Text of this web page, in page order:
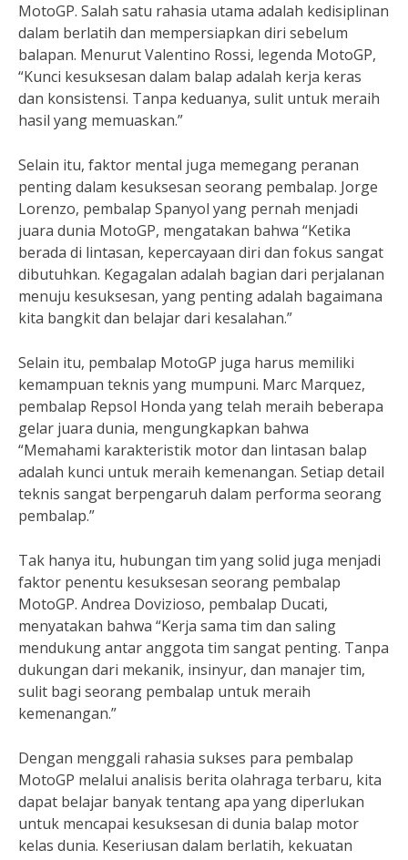
MotoGP. Salah satu rahasia utama adalah kedisiplinan
dalam berlatih dan mempersiapkan diri sebelum
balapan. Menurut Valentino Rossi, legenda MotoGP,
“Kunci kesuksesan dalam balap adalah kerja keras
dan konsistensi. Tanpa keduanya, sulit untuk meraih
hasil yang memuaskan.”
Selain itu, faktor mental juga memegang peranan
penting dalam kesuksesan seorang pembalap. Jorge
Lorenzo, pembalap Spanyol yang pernah menjadi
juara dunia MotoGP, mengatakan bahwa “Ketika
berada di lintasan, kepercayaan diri dan fokus sangat
dibutuhkan. Kegagalan adalah bagian dari perjalanan
menuju kesuksesan, yang penting adalah bagaimana
kita bangkit dan belajar dari kesalahan.”
Selain itu, pembalap MotoGP juga harus memiliki
kemampuan teknis yang mumpuni. Marc Marquez,
pembalap Repsol Honda yang telah meraih beberapa
gelar juara dunia, mengungkapkan bahwa
“Memahami karakteristik motor dan lintasan balap
adalah kunci untuk meraih kemenangan. Setiap detail
teknis sangat berpengaruh dalam performa seorang
pembalap.”
Tak hanya itu, hubungan tim yang solid juga menjadi
faktor penentu kesuksesan seorang pembalap
MotoGP. Andrea Dovizioso, pembalap Ducati,
menyatakan bahwa “Kerja sama tim dan saling
mendukung antar anggota tim sangat penting. Tanpa
dukungan dari mekanik, insinyur, dan manajer tim,
sulit bagi seorang pembalap untuk meraih
kemenangan.”
Dengan menggali rahasia sukses para pembalap
MotoGP melalui analisis berita olahraga terbaru, kita
dapat belajar banyak tentang apa yang diperlukan
untuk mencapai kesuksesan di dunia balap motor
kelas dunia. Keseriusan dalam berlatih, kekuatan